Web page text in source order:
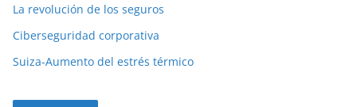
La revolución de los seguros
Ciberseguridad corporativa
Suiza-Aumento del estrés térmico